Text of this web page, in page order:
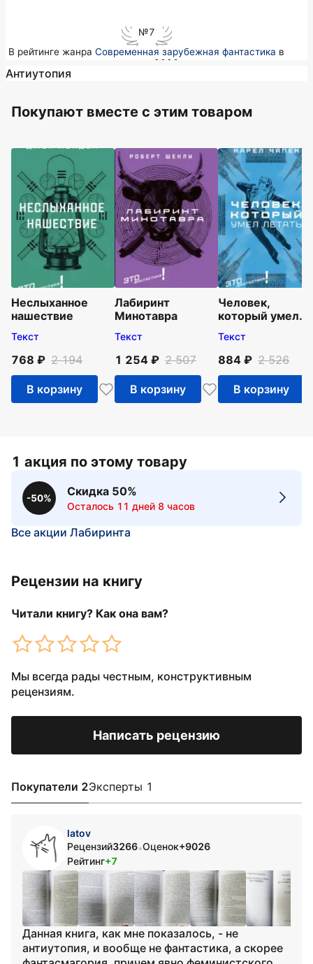
№7
в рейтинге жанраСовременная зарубежная фантастика в
августе 2026
Антиутопия
Покупают вместе c этим товаром
Неслыханное
нашествие
Текст
768 2 194
В корзину
Лабиринт
Минотавра
Текст
1 254 2 507
В корзину
Человек,
который умел
летать
Текст
884 2 526
В корзину
1 акция по этому товару
-50%
Скидка 50%
Осталось 11 дней 8 часов
Все акции Лабиринта
Рецензии на книгу
Читали книгу? Как она вам?
Мы всегда рады честным, конструктивным
рецензиям.
Написать рецензию
Покупатели 2Эксперты 1
latov
Рецензий3266•Оценок+9026
Рейтинг+7
Данная книга, как мне показалось, - не
антиутопия, и вообще не фантастика, а скорее